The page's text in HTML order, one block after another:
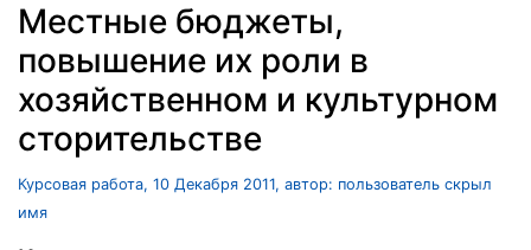
Местные бюджеты,
повышение их роли в
хозяйственном и культурном
сторительстве
Курсовая работа, 10 Декабря 2011, автор: пользователь скрыл
имя